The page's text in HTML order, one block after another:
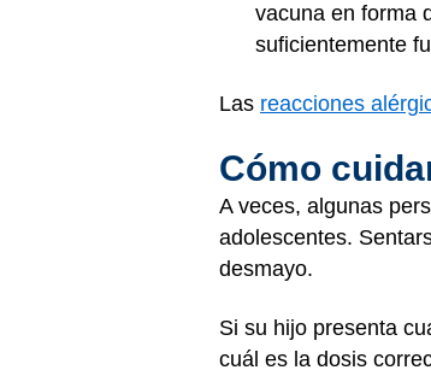
vacuna en forma
suficientemente
Las reacciones
Cómo
A veces, algunas
adolescentes.
desmayo.
Si su hijo presenta
cuál es la dosis